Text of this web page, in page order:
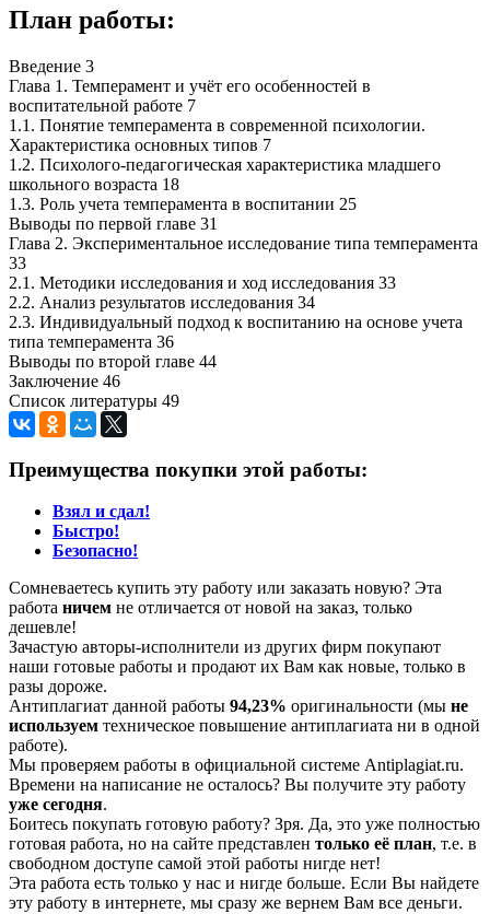
План работы:
Введение 3
Глава 1. Темперамент и учёт его особенностей в
воспитательной работе 7
1.1. Понятие темперамента в современной психологии.
Характеристика основных типов 7
1.2. Психолого-педагогическая характеристика младшего
школьного возраста 18
1.3. Роль учета темперамента в воспитании 25
Выводы по первой главе 31
Глава 2. Экспериментальное исследование типа темперамента
33
2.1. Методики исследования и ход исследования 33
2.2. Анализ результатов исследования 34
2.3. Индивидуальный подход к воспитанию на основе учета
типа темперамента 36
Выводы по второй главе 44
Заключение 46
Список литературы 49
Преимущества покупки этой работы:
Взял и сдал!
Быстро!
Безопасно!
Сомневаетесь купить эту работу или заказать новую? Эта
работа ничем не отличается от новой на заказ, только
дешевле!
Зачастую авторы-исполнители из других фирм покупают
наши готовые работы и продают их Вам как новые, только в
разы дороже.
Антиплагиат данной работы 94,23% оригинальности (мы не
используем техническое повышение антиплагиата ни в одной
работе).
Мы проверяем работы в официальной системе Аntiplagiat.ru.
Времени на написание не осталось? Вы получите эту работу
уже сегодня.
Боитесь покупать готовую работу? Зря. Да, это уже полностью
готовая работа, но на сайте представлен только её план, т.е. в
свободном доступе самой этой работы нигде нет!
Эта работа есть только у нас и нигде больше. Если Вы найдете
эту работу в интернете, мы сразу же вернем Вам все деньги.